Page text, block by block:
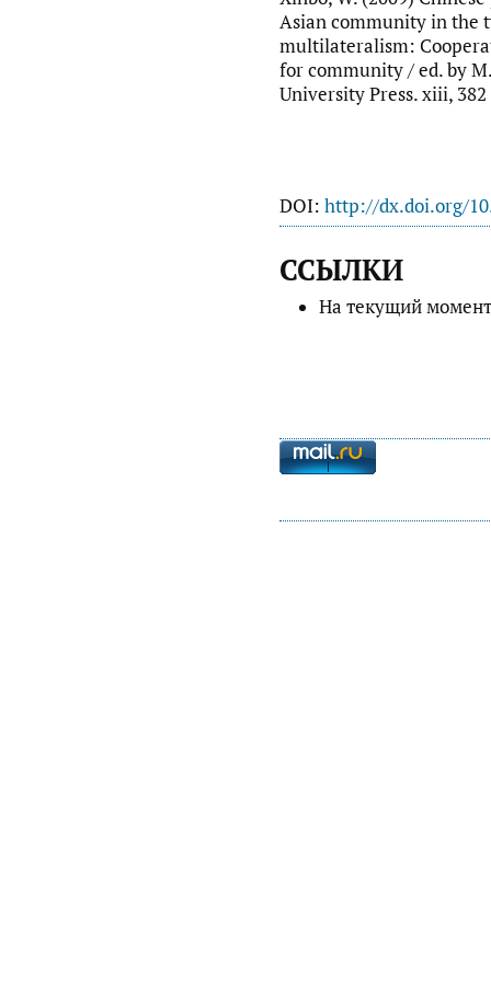
Asian community in the
multilateralism:
for community / ed. by
University Press. xiii, 382
DOI: http://dx.doi.org/
ССЫЛКИ
На текущий